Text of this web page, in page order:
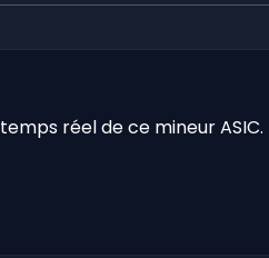
réel de ce mineur ASIC.